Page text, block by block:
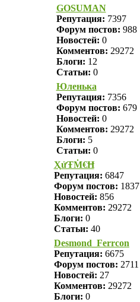
GOSUMAN
Репутация: 7397
Форум постов: 988
Новостей: 0
Комментов: 29272
Блоги: 12
Статьи: 0
Юленька
Репутация: 7356
Форум постов: 679
Новостей: 0
Комментов: 29272
Блоги: 5
Статьи: 0
ҲửŦṀ€Ħ
Репутация: 6847
Форум постов: 1837
Новостей: 856
Комментов: 29272
Блоги: 0
Статьи: 40
Desmond_Ferrcon
Репутация: 6675
Форум постов: 2711
Новостей: 27
Комментов: 29272
Блоги: 0